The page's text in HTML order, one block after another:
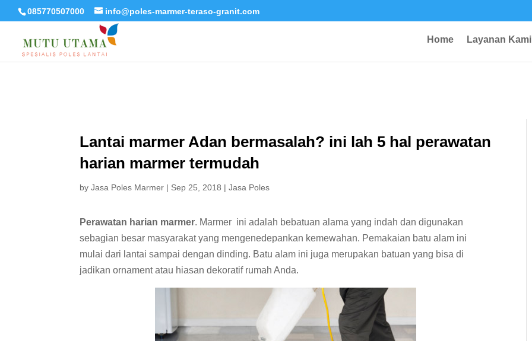
085770507000 info@poles-marmer-teraso-granit.com
Home Layanan Kami
Lantai marmer Adan bermasalah? ini lah 5 hal perawatan
harian marmer termudah
byJasa Poles Marmer | Sep 25, 2018 |Jasa Poles
Perawatan harian marmer. Marmer ini adalah bebatuan alama yang indah dan digunakan
sebagian besar masyarakat yang mengenedepankan kemewahan. Pemakaian batu alam ini
mulai dari lantai sampai dengan dinding. Batu alam ini juga merupakan batuan yang bisa di
jadikan ornament atau hiasan dekoratif rumah Anda.